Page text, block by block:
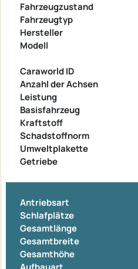
Fahrzeugzustand
Fahrzeugtyp
Hersteller
Modell
Caraworld ID
Anzahl der Achsen
Leistung
Basisfahrzeug
Kraftstoff
Schadstoffnorm
Umweltplakette
Getriebe
Antriebsart
Schlafplätze
Gesamtlänge
Gesamtbreite
Gesamthöhe